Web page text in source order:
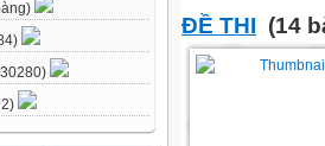
ĐỀ THI (14